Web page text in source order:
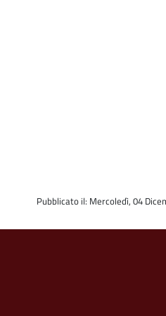
Pubblicato il: Mercoledì, 04